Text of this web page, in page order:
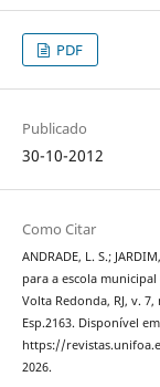
PDF
Publicado
30-10-2012
Como Citar
ANDRADE, L. S.;
para a escola
Volta Redonda, RJ, v.
Esp.2163. Disponível
https://
2026.